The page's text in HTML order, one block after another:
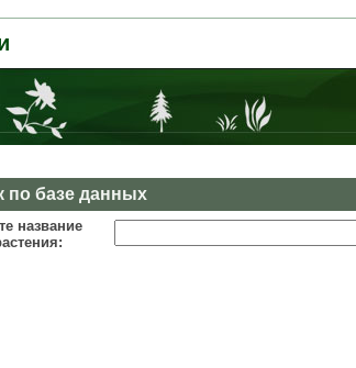
по базе данных
название